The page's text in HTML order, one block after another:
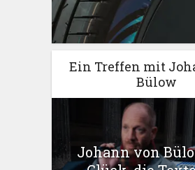
Ein Treffen mit
Bülow
Johann von